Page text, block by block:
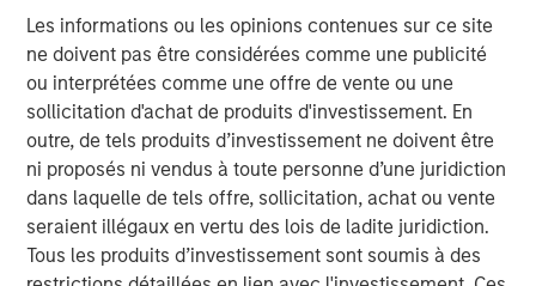
Les informations ou les opinions contenues sur ce site
ne doivent pas être considérées comme une publicité
ou interprétées comme une offre de vente ou une
sollicitation d'achat de produits d'investissement. En
outre, de tels produits d’investissement ne doivent être
ni proposés ni vendus à toute personne d’une juridiction
dans laquelle de tels offre, sollicitation, achat ou vente
seraient illégaux en vertu des lois de ladite juridiction.
Tous les produits d’investissement sont soumis à des
Source: Bloomberg & Refinitiv as of November 30, 2025. Taxable-
equivalent yields is calculated assuming a federal tax rate of
40.80% -- details and index definition below. For illustrative